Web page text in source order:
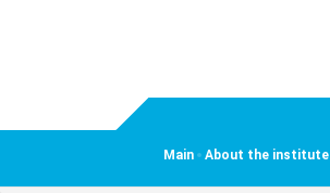
Main About the institute